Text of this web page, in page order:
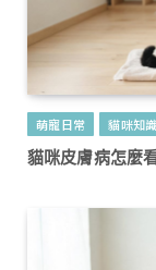
萌寵日常
貓咪知識
貓咪皮膚病怎麼